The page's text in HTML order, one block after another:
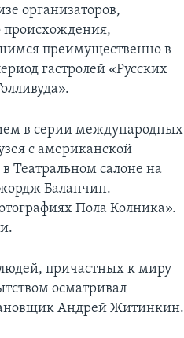
организаторов,
происхождения,
преимущественно в
гастролей «Русских
в серии международных
с американской
Театральном салоне на
Баланчин.
Пола Колника».
причастных к миру
осматривал
Андрей Житинкин.